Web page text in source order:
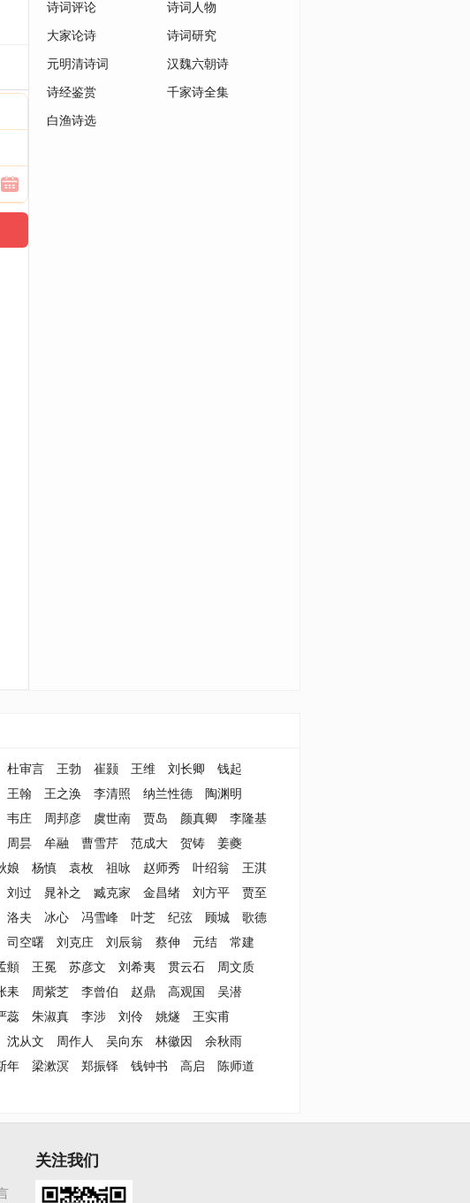
诗词评论 诗词人物
大家论诗 诗词研究
元明清诗词 汉魏六朝诗
诗经鉴赏 千家诗全集
白渔诗选
杜审言 王勃 崔颢 王维 刘长卿
钱起
王翰 王之涣 李清照 纳兰性德
陶渊明
韦庄 周邦彦 虞世南 贾岛 颜真卿
李隆基
周昙 牟融 曹雪芹 范成大 贺铸
姜夔
娘 杨慎 袁枚 祖咏 赵师秀 叶绍翁
王淇
刘过 晁补之 臧克家 金昌绪 刘方平
贾至
洛夫 冰心 冯雪峰 叶芝 纪弦 顾城
歌德
司空曙 刘克庄 刘辰翁 蔡伸 元结
常建
頫 王冕 苏彦文 刘希夷 贯云石
周文质
耒 周紫芝 李曾伯 赵鼎 高观国
吴潜
蕊 朱淑真 李涉 刘伶 姚燧
王实甫
沈从文 周作人 吴向东 林徽因
余秋雨
年 梁漱溟 郑振铎 钱钟书 高启
陈师道
关注我们